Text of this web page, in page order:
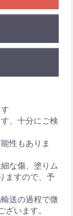
、十分にご検
性もありま
な傷、塗りム
ますので、予
送の過程で微
います。